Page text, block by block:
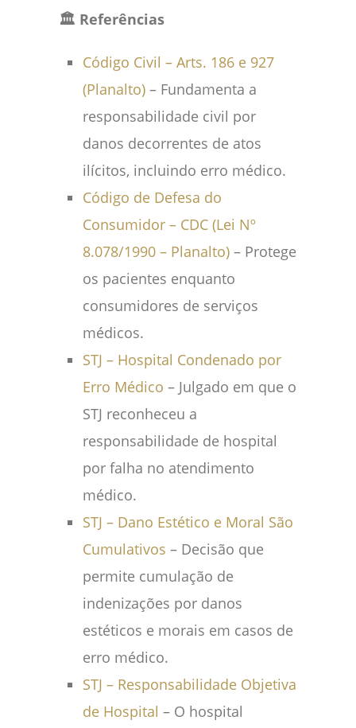
🏛️ Referências
Código Civil – Arts. 186 e 927
(Planalto) – Fundamenta a
responsabilidade civil por
danos decorrentes de atos
ilícitos, incluindo erro médico.
Código de Defesa do
Consumidor – CDC (Lei Nº
8.078/1990 – Planalto) – Protege
os pacientes enquanto
consumidores de serviços
médicos.
STJ – Hospital Condenado por
Erro Médico – Julgado em que o
STJ reconheceu a
responsabilidade de hospital
por falha no atendimento
médico.
STJ – Dano Estético e Moral São
Cumulativos – Decisão que
permite cumulação de
indenizações por danos
estéticos e morais em casos de
erro médico.
STJ – Responsabilidade Objetiva
de Hospital – O hospital